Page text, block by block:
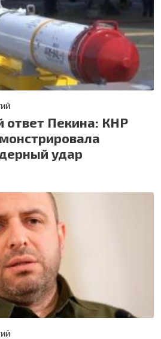
ответ Пекина: КНР
удар